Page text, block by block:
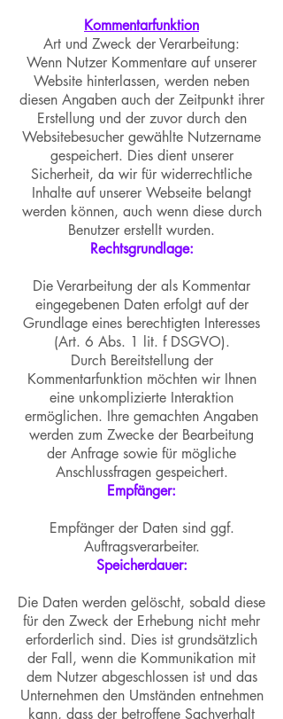
Kommentarfunktion
Art und Zweck der Verarbeitung:
Wenn Nutzer Kommentare auf unserer
Website hinterlassen, werden neben
diesen Angaben auch der Zeitpunkt ihrer
Erstellung und der zuvor durch den
Websitebesucher gewählte Nutzername
gespeichert. Dies dient unserer
Sicherheit, da wir für widerrechtliche
Inhalte auf unserer Webseite belangt
werden können, auch wenn diese durch
Benutzer erstellt wurden.
Rechtsgrundlage:
Die Verarbeitung der als Kommentar
eingegebenen Daten erfolgt auf der
Grundlage eines berechtigten Interesses
(Art. 6 Abs. 1 lit. f DSGVO).
Durch Bereitstellung der
Kommentarfunktion möchten wir Ihnen
eine unkomplizierte Interaktion
ermöglichen. Ihre gemachten Angaben
werden zum Zwecke der Bearbeitung
der Anfrage sowie für mögliche
Anschlussfragen gespeichert.
Empfänger:
Empfänger der Daten sind ggf.
Auftragsverarbeiter.
Speicherdauer:
Die Daten werden gelöscht, sobald diese
für den Zweck der Erhebung nicht mehr
erforderlich sind. Dies ist grundsätzlich
der Fall, wenn die Kommunikation mit
dem Nutzer abgeschlossen ist und das
Unternehmen den Umständen entnehmen
kann, dass der betroffene Sachverhalt